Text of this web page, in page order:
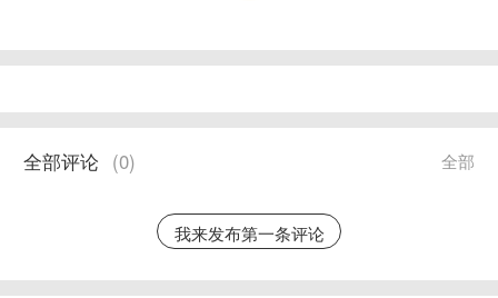
全部
全部评论 (0)
我来发布第一条评论